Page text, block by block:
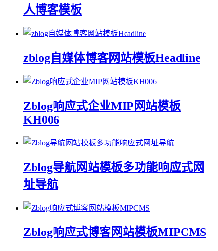
人博客模板
zblog自媒体博客网站模板Headline
Zblog响应式企业MIP网站模板
KH006
Zblog导航网站模板多功能响应式网
址导航
Zblog响应式博客网站模板MIPCMS